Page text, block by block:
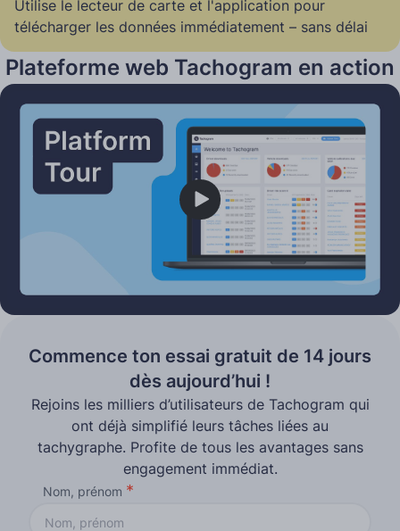
Utilise le lecteur de carte et l'application pour
télécharger les données immédiatement – sans délai
Plateforme web Tachogram en action
Play
Commence ton essai gratuit de 14 jours
dès aujourd’hui !
Rejoins les milliers d’utilisateurs de Tachogram qui
ont déjà simplifié leurs tâches liées au
tachygraphe. Profite de tous les avantages sans
engagement immédiat.
Nom, prénom